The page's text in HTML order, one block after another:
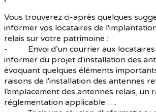
Vous trouverez ci-après quelques
informer vos locataires de
relais sur votre patrimoine :
- Envoi d’un courrier aux locataires
informer du projet d'installation des
évoquant quelques éléments
raisons de l'installation des antennes
l’emplacement des antennes relais, un
réglementation applicable ….